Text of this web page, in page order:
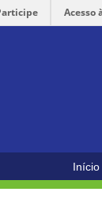
Acesso
Início